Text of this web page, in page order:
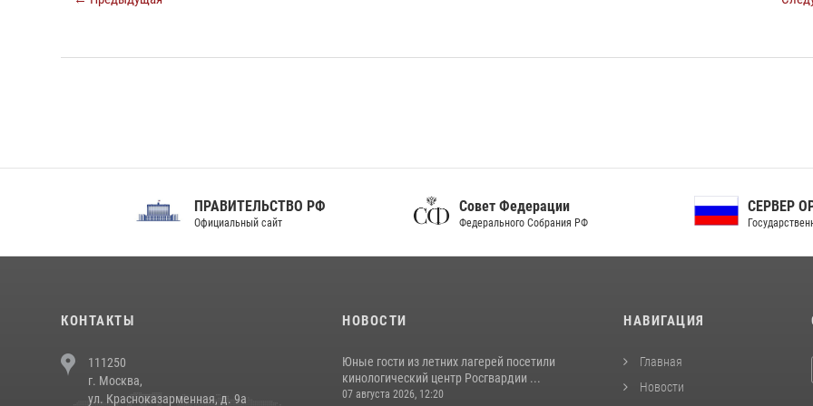
ПРАВИТЕЛЬСТВО РФ
Официальный сайт
Совет Федерации
Федерального Собрания РФ
СЕРВЕР ОРГАНОВ
Государственной власти РФ
КОНТАКТЫ
111250
г. Москва,
ул. Красноказарменная, д. 9а
НОВОСТИ
Юные гости из летних лагерей посетили
кинологический центр Росгвардии ...
07 августа 2026, 12:20
НАВИГАЦИЯ
Главная
Новости